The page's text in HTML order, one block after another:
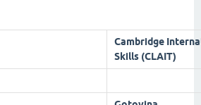
Cambridge
Skills (CLAIT)